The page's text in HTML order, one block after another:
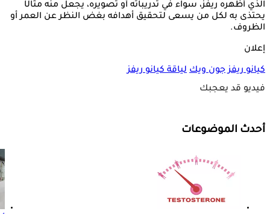
الذي أظهره ريفز، سواء في تدريباته أو تصويره، يجعل منه مثالًا
يحتذى به لكل من يسعى لتحقيق أهدافه بغض النظر عن العمر أو
الظروف.
إعلان
كيانو ريفز جون ويك لياقة كيانو ريفز
فيديو قد يعجبك
أحدث الموضوعات